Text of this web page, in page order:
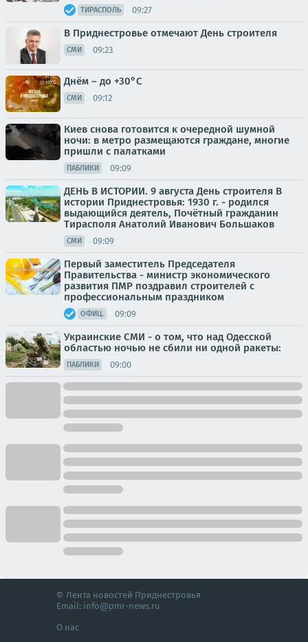
ТИРАСПОЛЬ 09:27
В Приднестровье отмечают День строителя
СМИ 09:23
Днём – до +30°С
СМИ 09:12
Киев снова готовится к очередной шумной
ночи: в метро размещаются граждане, многие
пришли с палатками
ПАБЛИКИ 09:09
ДЕНЬ В ИСТОРИИ. 9 августа День строителя В
истории Приднестровья: 1930 г. - родился
выдающийся деятель, Почётный гражданин
Тирасполя Анатолий Иванович Большаков
СМИ 09:09
Первый заместитель Председателя
Правительства - министр экономического
развития ПМР поздравил строителей с
профессиональным праздником
ОФИЦ. 09:09
Украинские СМИ - о том, что над Одесской
областью ночью не сбили ни одной ракеты:
ПАБЛИКИ 09:00
© Лента новостей Приднестровья
Email: info@pmr-news.ru
О нас